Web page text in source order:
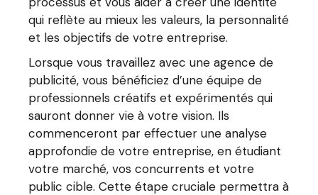
qui reflète au mieux les valeurs, la personnalité
et les objectifs de votre entreprise.
Lorsque vous travaillez avec une agence de
publicité, vous bénéficiez d’une équipe de
professionnels créatifs et expérimentés qui
sauront donner vie à votre vision. Ils
commenceront par effectuer une analyse
approfondie de votre entreprise, en étudiant
votre marché, vos concurrents et votre
public cible. Cette étape cruciale permettra à